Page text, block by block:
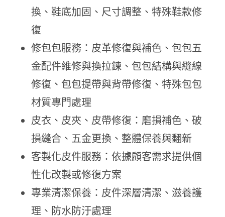
換、鞋底加固、尺寸調整、特殊鞋款修
復
修包包服務：皮革修復與補色、包包五
金配件維修與換拉鍊、包包結構與縫線
修復、包包提帶與背帶修復、特殊包包
材質專門處理
皮衣、皮夾、皮帶修復：磨損補色、破
損縫合、五金更換、整體保養與翻新
客製化皮件服務：依據顧客需求提供個
性化改製或修復方案
專業清潔保養：皮件深層清潔、滋養護
理、防水防汙處理